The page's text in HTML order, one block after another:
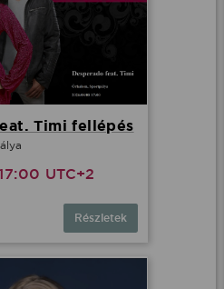
Timi fellépés
UTC+2
Részletek